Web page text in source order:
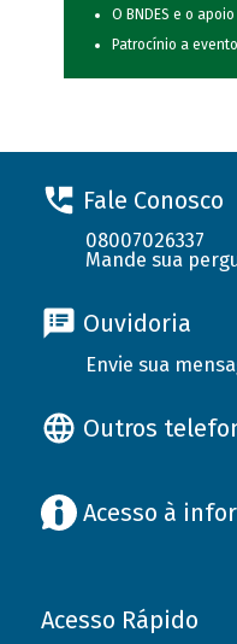
O BNDES e o
Patrocínio a
Fale Conosco
08007026337
Mande sua
Ouvidoria
Envie sua
Outros
Acesso à
Acesso Rápido